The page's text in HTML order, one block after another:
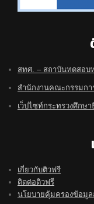
สทศ. – สถาบันทดสอบ
สำนักงานคณะกรรมก
เว็ปไซท์กระทรวงศึกษา
เกี่ยวกับติวฟรี
ติดต่อติวฟรี
นโยบายคุ้มครองข้อมู